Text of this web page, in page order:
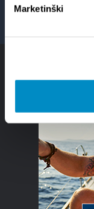
MarketinškiFacebook